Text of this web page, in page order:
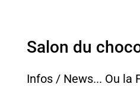
Salon du
Infos / News... Ou la